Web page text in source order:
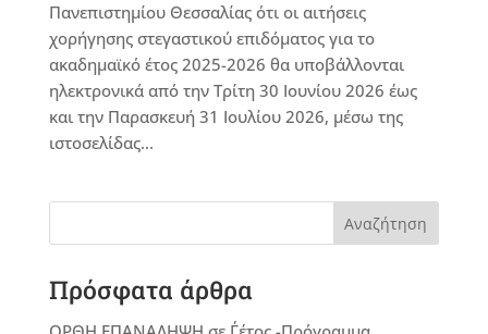
Πανεπιστημίου Θεσσαλίας ότι οι αιτήσεις
χορήγησης στεγαστικού επιδόματος για το
ακαδημαϊκό έτος 2025-2026 θα υποβάλλονται
ηλεκτρονικά από την Τρίτη 30 Ιουνίου 2026 έως
και την Παρασκευή 31 Ιουλίου 2026, μέσω της
ιστοσελίδας...
Αναζήτηση
Πρόσφατα άρθρα